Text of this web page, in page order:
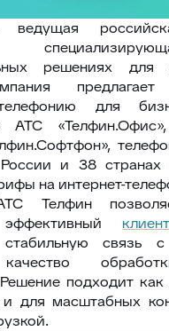
решениях для
предлагает
для
АТС
и 38
на интернет-
Телфин
стабильную связь
подходит
для масштабных